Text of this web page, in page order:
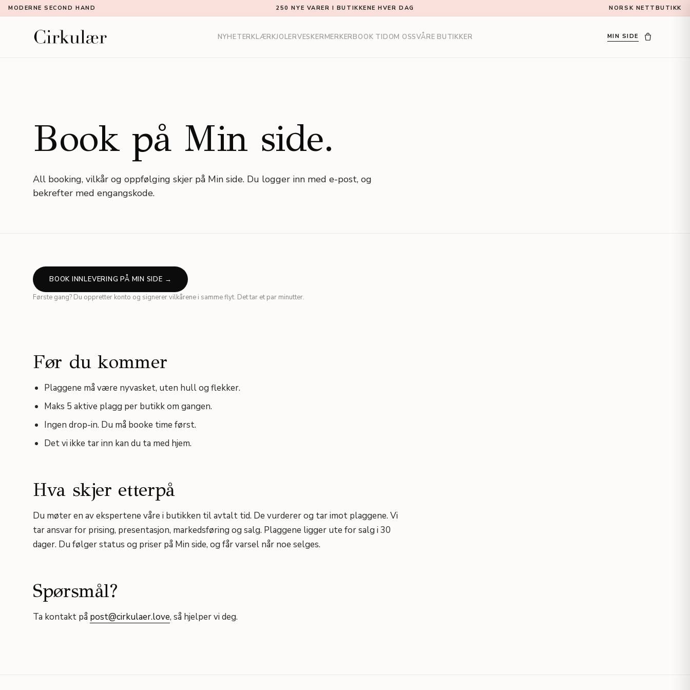
MODERNE SECOND HAND 250 NYE VARER I BUTIKKENE HVER DAG NORSK NETTBUTIKK
NYHETERKLÆRKJOLERVESKERMERKERBOOK TIDOM OSSVÅRE BUTIKKER MIN SIDE
Book på Min side.
All booking, vilkår og oppfølging skjer på Min side. Du logger inn med e-post, og
bekrefter med engangskode.
BOOK INNLEVERING PÅ MIN SIDE →
Første gang? Du oppretter konto og signerer vilkårene i samme flyt. Det tar et par minutter.
Før du kommer
Plaggene må være nyvasket, uten hull og flekker.
Maks 5 aktive plagg per butikk om gangen.
Ingen drop-in. Du må booke time først.
Det vi ikke tar inn kan du ta med hjem.
Hva skjer etterpå
Du møter en av ekspertene våre i butikken til avtalt tid. De vurderer og tar imot plaggene. Vi
tar ansvar for prising, presentasjon, markedsføring og salg. Plaggene ligger ute for salg i 30
dager. Du følger status og priser på Min side, og får varsel når noe selges.
Spørsmål?
Ta kontakt på post@cirkulaer.love, så hjelper vi deg.